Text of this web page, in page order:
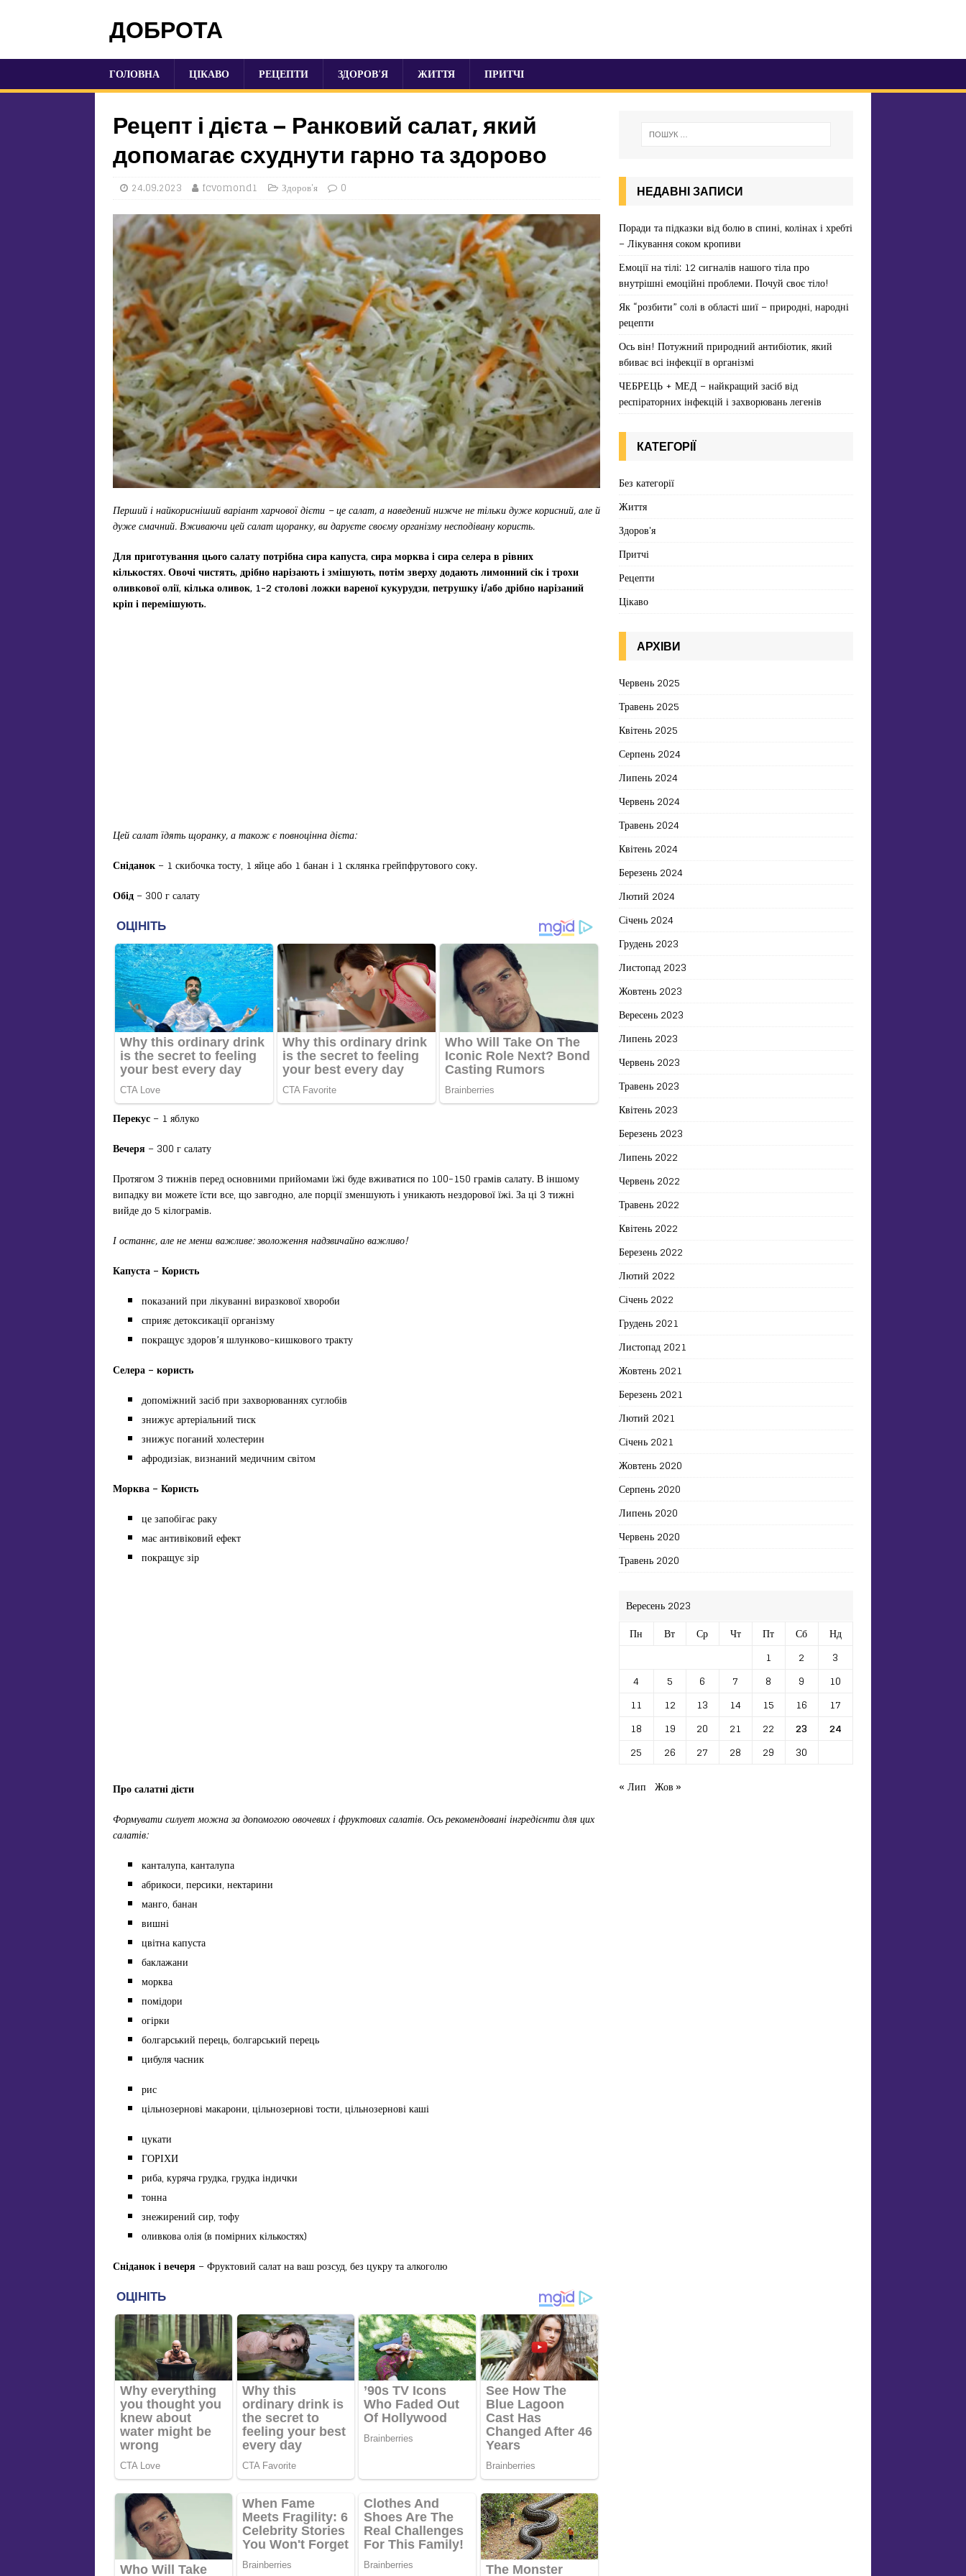
ДОБРОТА
ГОЛОВНА ЦІКАВО РЕЦЕПТИ ЗДОРОВ’Я ЖИТТЯ ПРИТЧІ
Рецепт і дієта – Ранковий салат, який
допомагає схуднути гарно та здорово
24.09.2023 fcvomond1 Здоров'я 0
Перший і найкорисніший варіант харчової дієти – це салат, а наведений нижче не тільки дуже корисний, але й
дуже смачний. Вживаючи цей салат щоранку, ви даруєте своєму організму несподівану користь.
Для приготування цього салату потрібна сира капуста, сира морква і сира селера в рівних
кількостях. Овочі чистять, дрібно нарізають і змішують, потім зверху додають лимонний сік і трохи
оливкової олії, кілька оливок, 1-2 столові ложки вареної кукурудзи, петрушку і/або дрібно нарізаний
кріп і перемішують.
Цей салат їдять щоранку, а також є повноцінна дієта:
Сніданок – 1 скибочка тосту, 1 яйце або 1 банан і 1 склянка грейпфрутового соку.
Обід – 300 г салату
Перекус – 1 яблуко
Вечеря – 300 г салату
Протягом 3 тижнів перед основними прийомами їжі буде вживатися по 100-150 грамів салату. В іншому
випадку ви можете їсти все, що завгодно, але порції зменшують і уникають нездорової їжі. За ці 3 тижні
вийде до 5 кілограмів.
І останнє, але не менш важливе: зволоження надзвичайно важливо!
Капуста – Користь
показаний при лікуванні виразкової хвороби
сприяє детоксикації організму
покращує здоров’я шлунково-кишкового тракту
Селера – користь
допоміжний засіб при захворюваннях суглобів
знижує артеріальний тиск
знижує поганий холестерин
афродизіак, визнаний медичним світом
Морква – Користь
це запобігає раку
має антивіковий ефект
покращує зір
Про салатні дієти
Формувати силует можна за допомогою овочевих і фруктових салатів. Ось рекомендовані інгредієнти для цих
салатів:
канталупа, канталупа
абрикоси, персики, нектарини
манго, банан
вишні
цвітна капуста
баклажани
морква
помідори
огірки
болгарський перець, болгарський перець
цибуля часник
рис
цільнозернові макарони, цільнозернові тости, цільнозернові каші
цукати
ГОРІХИ
риба, куряча грудка, грудка індички
тонна
знежирений сир, тофу
оливкова олія (в помірних кількостях)
Сніданок і вечеря – Фруктовий салат на ваш розсуд, без цукру та алкоголю
НЕДАВНІ ЗАПИСИ
Поради та підказки від болю в спині, колінах і хребті
– Лікування соком кропиви
Емоції на тілі: 12 сигналів нашого тіла про
внутрішні емоційні проблеми. Почуй своє тіло!
Як “розбити” солі в області шиї – природні, народні
рецепти
Ось він! Потужний природний антибіотик, який
вбиває всі інфекції в організмі
ЧЕБРЕЦЬ + МЕД – найкращий засіб від
респіраторних інфекцій і захворювань легенів
КАТЕГОРІЇ
Без категорії
Життя
Здоров'я
Притчі
Рецепти
Цікаво
АРХІВИ
Червень 2025
Травень 2025
Квітень 2025
Серпень 2024
Липень 2024
Червень 2024
Травень 2024
Квітень 2024
Березень 2024
Лютий 2024
Січень 2024
Грудень 2023
Листопад 2023
Жовтень 2023
Вересень 2023
Липень 2023
Червень 2023
Травень 2023
Квітень 2023
Березень 2023
Липень 2022
Червень 2022
Травень 2022
Квітень 2022
Березень 2022
Лютий 2022
Січень 2022
Грудень 2021
Листопад 2021
Жовтень 2021
Березень 2021
Лютий 2021
Січень 2021
Жовтень 2020
Серпень 2020
Липень 2020
Червень 2020
Травень 2020
Вересень 2023
Пн
Вт Ср Чт Пт Сб
Нд
1
2
3
4
5 6 7 8 9
10
11
12 13 14 15 16
17
18
19 20 21 22 23
24
25
26 27 28 29
30
« Лип Жов »